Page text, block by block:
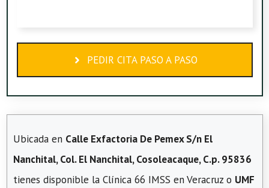
PEDIR CITA PASO A PASO
Ubicada en Calle Exfactoria De Pemex S/n El
Nanchital, Col. El Nanchital, Cosoleacaque, C.p. 95836
tienes disponible la Clínica 66 IMSS en Veracruz o UMF